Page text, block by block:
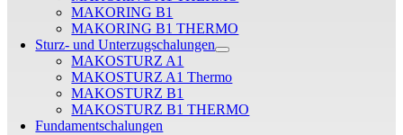
MAKORING B1
MAKORING B1 THERMO
Sturz- und Unterzugschalungen
MAKOSTURZ A1
MAKOSTURZ A1 Thermo
MAKOSTURZ B1
MAKOSTURZ B1 THERMO
Fundamentschalungen